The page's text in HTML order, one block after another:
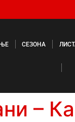
СЕЗОНА
–